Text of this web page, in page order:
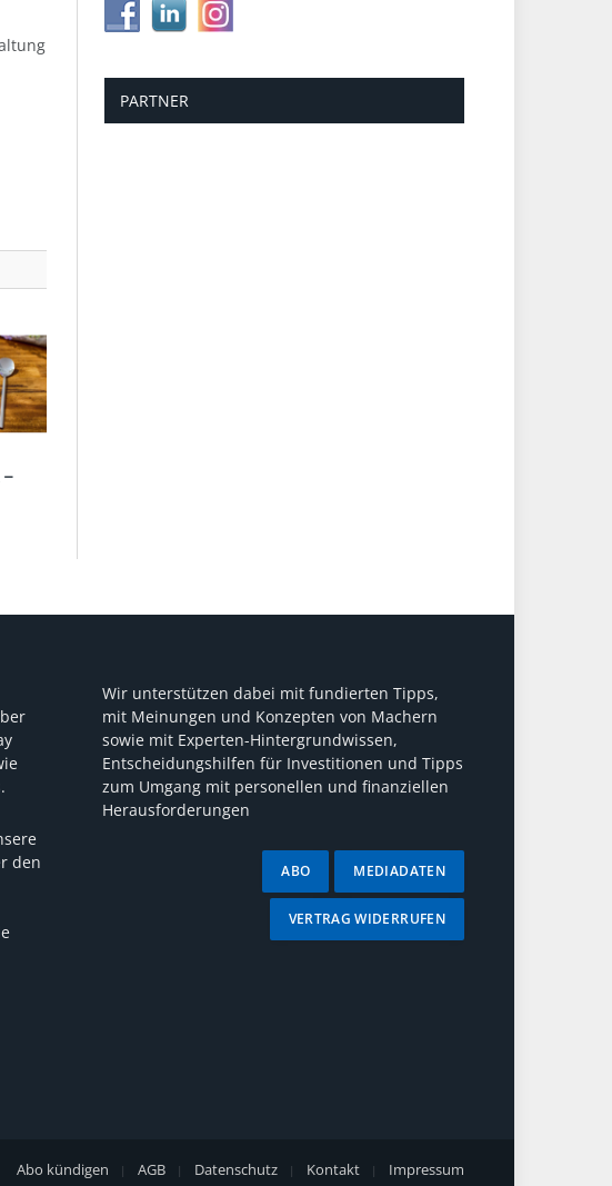
–
PARTNER
den
Wir unterstützen dabei mit fundierten Tipps,
mit Meinungen und Konzepten von Machern
sowie mit Experten-Hintergrundwissen,
Entscheidungshilfen für Investitionen und Tipps
zum Umgang mit personellen und finanziellen
Herausforderungen
MEDIADATEN
ABO
VERTRAG WIDERRUFEN
Abo kündigen AGB Datenschutz Kontakt Impressum